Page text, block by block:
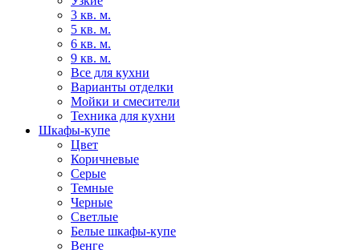
3 кв. м.
5 кв. м.
6 кв. м.
9 кв. м.
Все для кухни
Варианты отделки
Мойки и смесители
Техника для кухни
Шкафы-купе
Цвет
Коричневые
Серые
Темные
Черные
Светлые
Белые шкафы-купе
Венге